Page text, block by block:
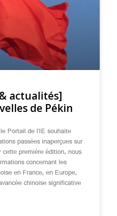
actualités]
de Pékin
Portail de l’IE souhaite
passées inaperçues sur
première édition, nous
concernant les
en France, en Europe,
chinoise significative